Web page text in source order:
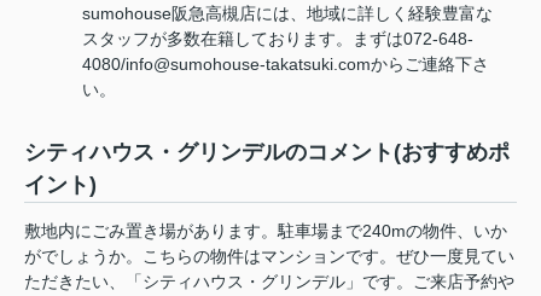
sumohouse阪急高槻店には、地域に詳しく経験豊富な
スタッフが多数在籍しております。まずは072-648-
4080/info@sumohouse-takatsuki.comからご連絡下さ
い。
シティハウス・グリンデルのコメント(おすすめポ
イント)
敷地内にごみ置き場があります。駐車場まで240mの物件、いか
がでしょうか。こちらの物件はマンションです。ぜひ一度見てい
ただきたい、「シティハウス・グリンデル」です。ご来店予約や